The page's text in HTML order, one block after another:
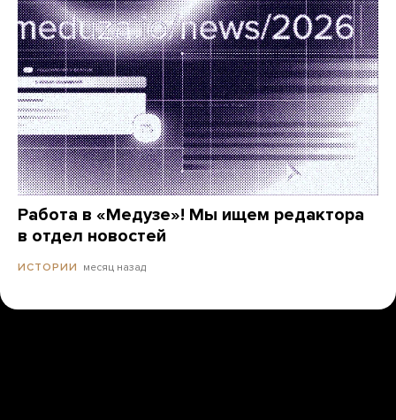
Работа в «Медузе»! Мы ищем редактора
в отдел новостей
ИСТОРИИ месяц назад